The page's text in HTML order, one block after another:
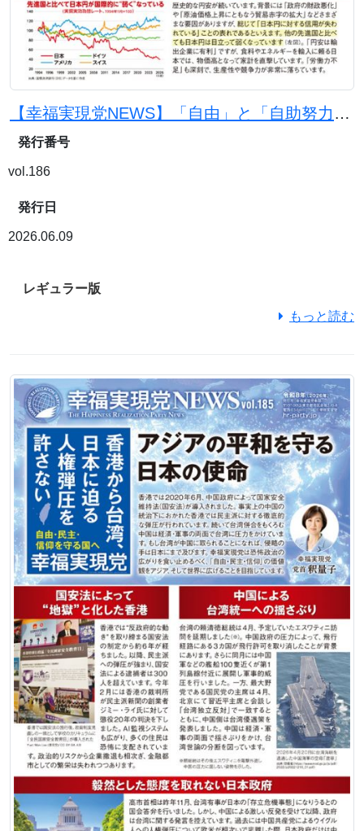
【幸福実現党NEWS】「自由」と「自助努力」で日本を豊かに
発行番号
vol.186
発行日
2026.06.09
レギュラー版
もっと読む